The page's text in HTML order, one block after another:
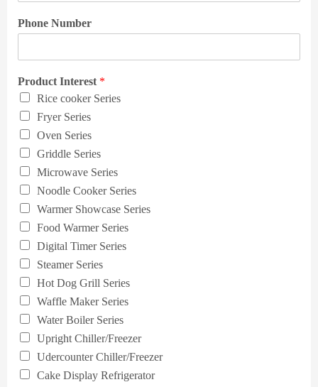
Phone Number
Product Interest *
Rice cooker Series
Fryer Series
Oven Series
Griddle Series
Microwave Series
Noodle Cooker Series
Warmer Showcase Series
Food Warmer Series
Digital Timer Series
Steamer Series
Hot Dog Grill Series
Waffle Maker Series
Water Boiler Series
Upright Chiller/Freezer
Udercounter Chiller/Freezer
Cake Display Refrigerator